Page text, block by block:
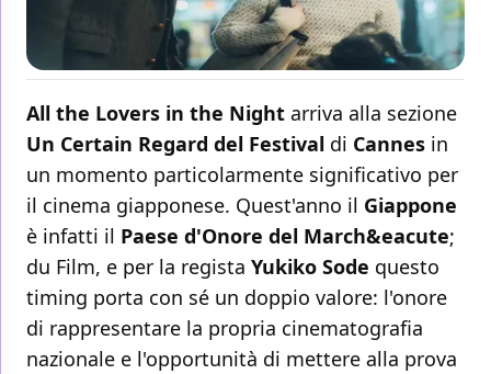
All the Lovers in the Night arriva alla sezione
Un Certain Regard del Festival di Cannes in
un momento particolarmente significativo per
il cinema giapponese. Quest'anno il Giappone
è infatti il Paese d'Onore del March&eacute;
du Film, e per la regista Yukiko Sode questo
timing porta con sé un doppio valore: l'onore
di rappresentare la propria cinematografia
nazionale e l'opportunità di mettere alla prova